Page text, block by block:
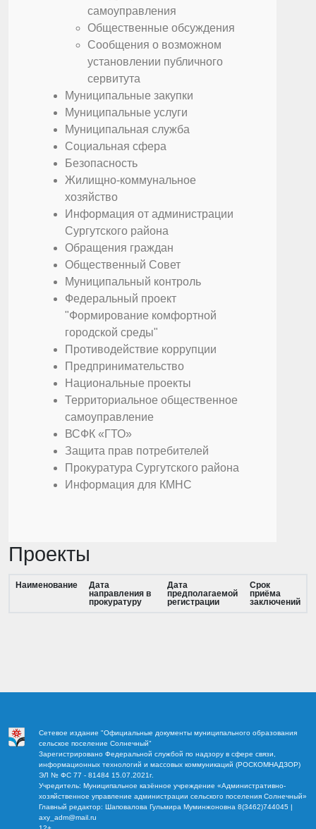
Проекты
Наименование
Дата
направления в
прокуратуру
Дата
предполагаемой
регистрации
Срок
приёма
заключений
самоуправления
Общественные обсуждения
Сообщения о возможном
установлении публичного
сервитута
Муниципальные закупки
Муниципальные услуги
Муниципальная служба
Социальная сфера
Безопасность
Жилищно-коммунальное
хозяйство
Информация от администрации
Сургутского района
Обращения граждан
Общественный Совет
Муниципальный контроль
Федеральный проект
"Формирование комфортной
городской среды"
Противодействие коррупции
Предпринимательство
Национальные проекты
Территориальное общественное
самоуправление
ВСФК «ГТО»
Защита прав потребителей
Прокуратура Сургутского района
Информация для КМНС
Сетевое издание "Официальные документы муниципального образования
сельское поселение Солнечный"
Зарегистрировано Федеральной службой по надзору в сфере связи,
информационных технологий и массовых коммуникаций (РОСКОМНАДЗОР)
ЭЛ № ФС 77 - 81484 15.07.2021г.
Учредитель: Муниципальное казённое учреждение «Административно-
хозяйственное управление администрации сельского поселения Солнечный»
Главный редактор: Шаповалова Гульмира Муминжоновна 8(3462)744045 |
axy_adm@mail.ru